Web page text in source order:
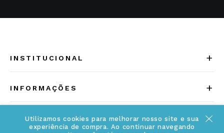
Utilizamos cookies para melhorar nosso site e sua
experiência de compra. Ao continuar navegando
INSTITUCIONAL +
Fale Conosco
INFORMAÇÕES +
Cuidados Especiais
Política de Troca e Devolução